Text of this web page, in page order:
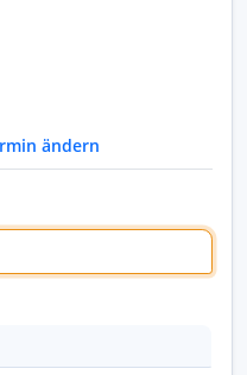
ändern